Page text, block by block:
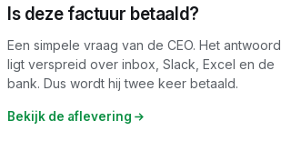
Is deze factuur betaald?
Een simpele vraag van de CEO. Het antwoord
ligt verspreid over inbox, Slack, Excel en de
bank. Dus wordt hij twee keer betaald.
Bekijk de aflevering